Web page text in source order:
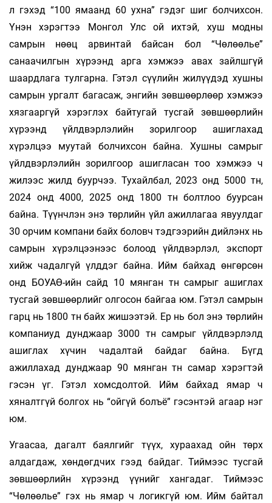
л гэхэд “100 ямаанд 60 ухна” гэдэг шиг болчихсон.
Үнэн хэрэгтээ Монгол Улс ой ихтэй, хуш модны
самрын нөөц арвинтай байсан бол “Чөлөөлье”
санаачилгын хүрээнд арга хэмжээ авах зайлшгүй
шаардлага тулгарна. Гэтэл сүүлийн жилүүдэд хушны
самрын ургалт багасаж, энгийн зөвшөөрлөөр хэмжээ
хязгааргүй хэрэглэх байтугай тусгай зөвшөөрлийн
хүрээнд үйлдвэрлэлийн зорилгоор ашиглахад
хүрэлцээ муутай болчихсон байна. Хушны самрыг
үйлдвэрлэлийн зорилгоор ашигласан тоо хэмжээ ч
жилээс жилд буурчээ. Тухайлбал, 2023 онд 5000 тн,
2024 онд 4000, 2025 онд 1800 тн болтлоо буурсан
байна. Түүнчлэн энэ төрлийн үйл ажиллагаа явуулдаг
30 орчим компани байх боловч тэдгээрийн дийлэнх нь
самрын хүрэлцээнээс болоод үйлдвэрлэл, экспорт
хийж чадалгүй үлддэг байна. Ийм байхад өнгөрсөн
онд БОУАӨ-ийн сайд 10 мянган тн самрыг ашиглах
тусгай зөвшөөрлийг олгосон байгаа юм. Гэтэл самрын
гарц нь 1800 тн байх жишээтэй. Ер нь бол энэ төрлийн
компаниуд дунджаар 3000 тн самрыг үйлдвэрлэлд
ашиглах хүчин чадалтай байдаг байна. Бүгд
ажиллахад дунджаар 90 мянган тн самар хэрэгтэй
гэсэн үг. Гэтэл хомсдолтой. Ийм байхад ямар ч
хяналтгүй болгох нь “ойгүй болъё” гэсэнтэй агаар нэг
юм.
Угаасаа, дагалт баялгийг түүх, хураахад ойн төрх
алдагдаж, хөндөгдчих гээд байдаг. Тиймээс тусгай
зөвшөөрлийн хүрээнд үүнийг хангадаг. Тиймээс
“Чөлөөлье” гэх нь ямар ч логикгүй юм. Ийм байтал